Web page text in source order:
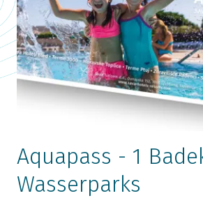
Aquapass - 1
Wasserparks